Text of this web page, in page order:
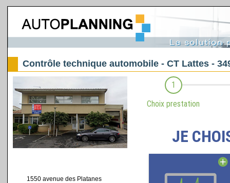
Contrôle technique automobile - CT Lattes -
1550 avenue des Platanes